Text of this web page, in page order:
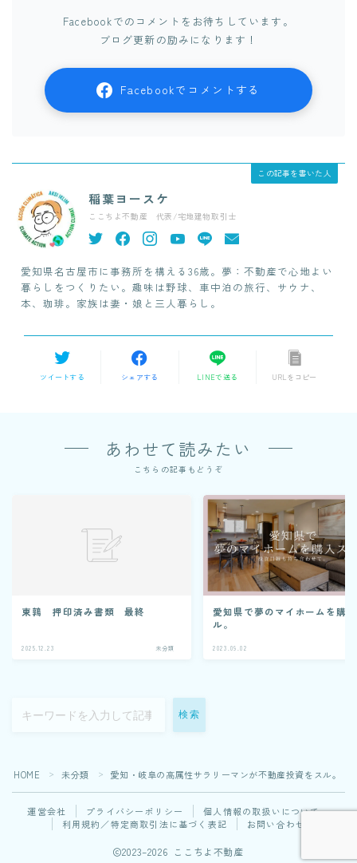
Facebookでのコメントをお待ちしています。
ブログ更新の励みになります！
Facebookでコメントする
この記事を書いた人
稲葉ヨースケ
ここちよ不動産 代表/宅地建物取引士
愛知県名古屋市に事務所を構える36歳。夢：不動産で心地よい
暮らしをつくりたい。趣味は野球、車中泊の旅行、サウナ、
本、珈琲。家族は妻・娘と三人暮らし。
ツイートする シェアする LINEで送る URLをコピー
あわせて読みたい
こちらの記事もどうぞ
東鶉 押印済み書類 最終
2025.12.23 未分類
愛知県で夢のマイホームを購
ル。
2023.09.02
検索
HOME ＞ 未分類 ＞ 愛知・岐阜の高属性サラリーマンが不動産投資をスル。
運営会社 プライバシーポリシー
個人情報の取扱いについて
利用規約／特定商取引法に基づく表記
お問い合わせ
2023–2026 ここちよ不動産